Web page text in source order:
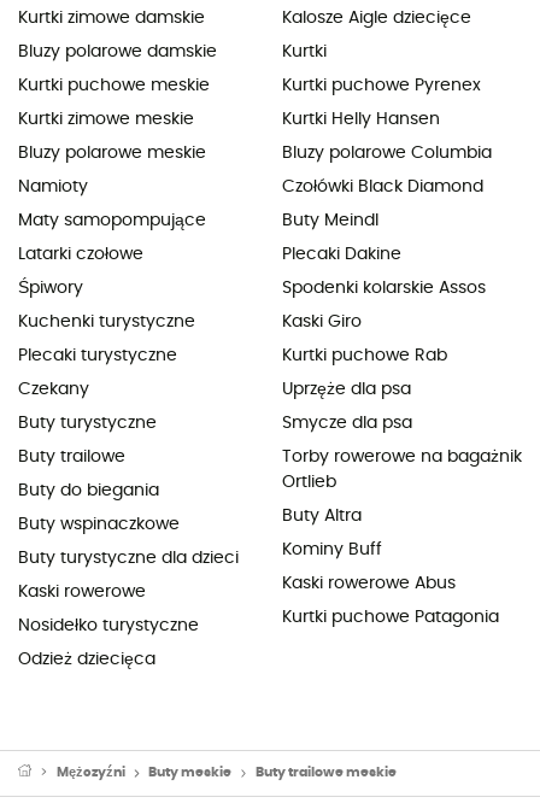
Kurtki zimowe damskie
Bluzy polarowe damskie
Kurtki puchowe meskie
Kurtki zimowe meskie
Bluzy polarowe meskie
Namioty
Maty samopompujące
Latarki czołowe
Śpiwory
Kuchenki turystyczne
Plecaki turystyczne
Czekany
Buty turystyczne
Buty trailowe
Buty do biegania
Buty wspinaczkowe
Buty turystyczne dla dzieci
Kaski rowerowe
Nosidełko turystyczne
Odzież dziecięca
Kalosze Aigle dziecięce
Kurtki
Kurtki puchowe Pyrenex
Kurtki Helly Hansen
Bluzy polarowe Columbia
Czołówki Black Diamond
Buty Meindl
Plecaki Dakine
Spodenki kolarskie Assos
Kaski Giro
Kurtki puchowe Rab
Uprzęże dla psa
Smycze dla psa
Torby rowerowe na bagażnik
Ortlieb
Buty Altra
Kominy Buff
Kaski rowerowe Abus
Kurtki puchowe Patagonia
Mężczyźni Buty meskie Buty trailowe meskie